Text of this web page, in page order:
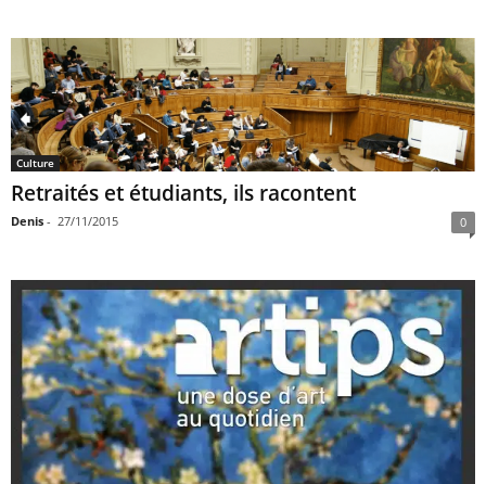
Culture
Retraités et étudiants, ils racontent
Denis - 27/11/2015 0